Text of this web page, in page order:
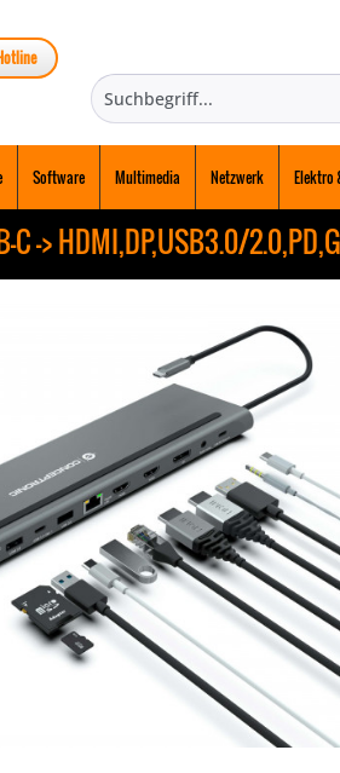
Software Multimedia Netzwerk Elektro
C -> HDMI,DP,USB3.0/